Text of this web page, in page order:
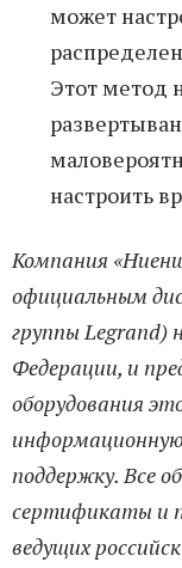
может
Этот метод
настроить
Компания
официальным
группы Legrand)
Федерации, и
оборудования
поддержку. Все
сертификаты и
ведущих